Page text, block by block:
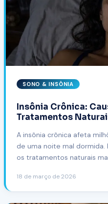
SONO & INSÔNIA
Insônia Crônica:
Tratamentos
A insônia crônica afeta
de uma noite mal dormida.
os tratamentos naturais
18 de março de 2026